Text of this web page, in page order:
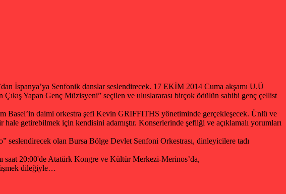
İspanya’ya Senfonik danslar seslendirecek. 17 EKİM 2014 Cuma akşamı U.Ü
Yapan Genç Müzisyeni” seçilen ve uluslararası birçok ödülün sahibi genç çellist
Basel’in daimi orkestra şefi Kevin GRIFFITHS yönetiminde gerçekleşecek. Ünlü ve
getirebilmek için kendisini adamıştır. Konserlerinde şefliği ve açıklamalı yorumları
olan Bursa Bölge Devlet Senfoni Orkestrası, dinleyicilere tadı
saat 20:00'de Atatürk Kongre ve Kültür Merkezi-Merinos’da,
dileğiyle…